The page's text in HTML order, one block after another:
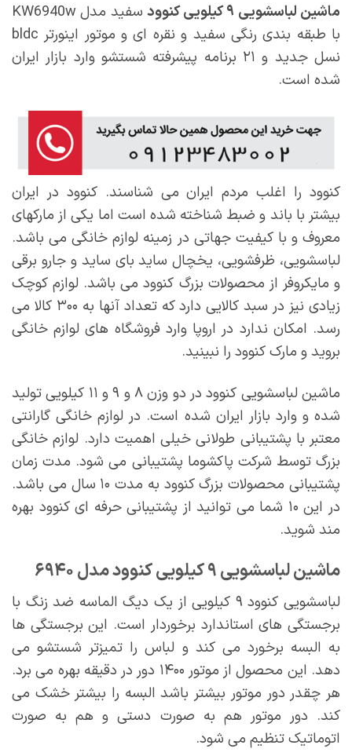
ماشین لباسشویی ۹ کیلویی کنوود
سفید مدل KW6940w
با طبقه بندی رنگی سفید و نقره ای و موتور اینورتر bldc
نسل جدید و ۲۱ برنامه پیشرفته شستشو وارد بازار ایران
شده است.
کنوود را اغلب مردم ایران می شناسند. کنوود در ایران
بیشتر با باند و ضبط شناخته شده است اما یکی از مارکهای
معروف و با کیفیت جهاتی در زمینه لوازم خانگی می باشد.
لباسشویی، ظرفشویی، یخچال ساید بای ساید و جارو برقی
و مایکروفر از محصولات بزرگ کنوود می باشد. لوازم کوچک
زیادی نیز در سبد کالایی دارد که تعداد آنها به ۳۰۰ کالا می
رسد. امکان ندارد در اروپا وارد فروشگاه های لوازم خانگی
بروید و مارک کنوود را نبینید.
ماشین لباسشویی کنوود در دو وزن ۸ و ۹ و ۱۱ کیلویی تولید
شده و وارد بازار ایران شده است. در لوازم خانگی گارانتی
معتبر با پشتیبانی طولانی خیلی اهمیت دارد. لوازم خانگی
بزرگ توسط شرکت پاکشوما پشتیبانی می شود. مدت زمان
پشتیبانی محصولات بزرگ کنوود به مدت ۱۰ سال می باشد.
در این ۱۰ شما می توانید از پشتیبانی حرفه ای کنوود بهره
مند شوید.
ماشین لباسشویی ۹ کیلویی کنوود مدل ۶۹۴۰
لباسشویی کنوود ۹ کیلویی از یک دیگ الماسه ضد زنگ با
برجستگی های استاندارد برخوردار است. این برجستگی ها
به البسه برخورد می کند و لباس را تمیزتر شستشو می
دهد. این محصول از موتور ۱۴۰۰ دور در دقیقه بهره می برد.
هر چقدر دور موتور بیشتر باشد البسه را بیشتر خشک می
کند. دور موتور هم به صورت دستی و هم به صورت
اتوماتیک تنظیم می شود.